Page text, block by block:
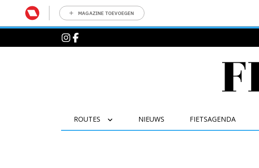
MAGAZINE TOEVOEGEN
ROUTES NIEUWS FIETSAGENDA